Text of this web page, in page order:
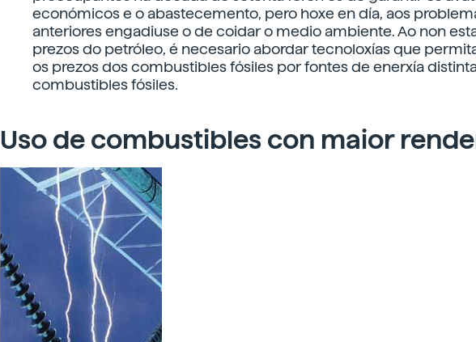
económicos e o abastecemento, pero hoxe en día, aos
anteriores engadiuse o de coidar o medio ambiente. Ao non
prezos do petróleo, é necesario abordar tecnoloxías que
os prezos dos combustibles fósiles por fontes de enerxía
combustibles fósiles.
Uso de combustibles con maior